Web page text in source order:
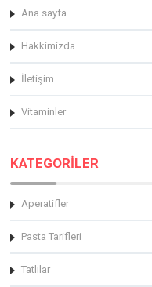
Ana sayfa
Hakkimizda
İletişim
Vitaminler
KATEGORİLER
Aperatifler
Pasta Tarifleri
Tatlılar